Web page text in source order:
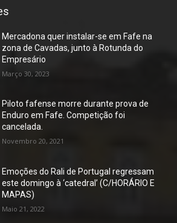
Mercadona quer instalar-se em Fafe na
zona de Cavadas, junto à Rotunda do
Empresário
Março 30, 2023
Piloto fafense morre durante prova de
Enduro em Fafe. Competição foi
cancelada.
Novembro 20, 2021
Emoções do Rali de Portugal regressam
este domingo à ‘catedral’ (C/HORÁRIO E
MAPAS)
Maio 21, 2022